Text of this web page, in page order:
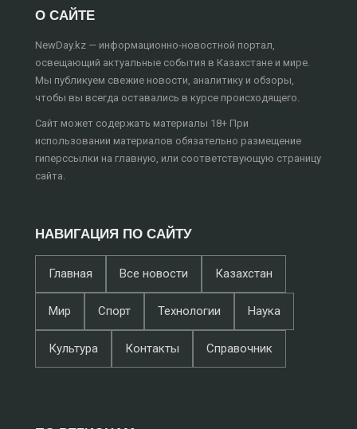
О САЙТЕ
NewDay.kz — информационно-новостной портал,
освещающий актуальные события в Казахстане и мире.
Мы публикуем свежие новости, аналитику и обзоры,
чтобы вы всегда оставались в курсе происходящего.
Сайт может содержать материалы 18+ При
использовании материалов обязательно размещение
гиперссылки на главную, или соответствующую страницу
сайта.
НАВИГАЦИЯ ПО САЙТУ
Главная Все новости Казахстан
Мир Спорт Технологии Наука
Культура Контакты Справочник